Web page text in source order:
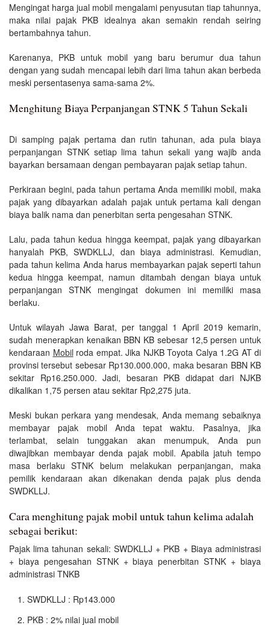
Mengingat harga jual mobil mengalami penyusutan tiap tahunnya,
maka nilai pajak PKB idealnya akan semakin rendah seiring
bertambahnya tahun.
Karenanya, PKB untuk mobil yang baru berumur dua tahun
dengan yang sudah mencapai lebih dari lima tahun akan berbeda
meski persentasenya sama-sama 2%.
Menghitung Biaya Perpanjangan STNK 5 Tahun Sekali
Di samping pajak pertama dan rutin tahunan, ada pula biaya
perpanjangan STNK setiap lima tahun sekali yang wajib anda
bayarkan bersamaan dengan pembayaran pajak setiap tahun.
Perkiraan begini, pada tahun pertama Anda memiliki mobil, maka
pajak yang dibayarkan adalah pajak untuk pertama kali dengan
biaya balik nama dan penerbitan serta pengesahan STNK.
Lalu, pada tahun kedua hingga keempat, pajak yang dibayarkan
hanyalah PKB, SWDKLLJ, dan biaya administrasi. Kemudian,
pada tahun kelima Anda harus membayarkan pajak seperti tahun
kedua hingga keempat, namun ditambah dengan biaya untuk
perpanjangan STNK mengingat dokumen ini memiliki masa
berlaku.
Untuk wilayah Jawa Barat, per tanggal 1 April 2019 kemarin,
sudah menerapkan kenaikan BBN KB sebesar 12,5 persen untuk
kendaraan Mobil roda empat. Jika NJKB Toyota Calya 1.2G AT di
provinsi tersebut sebesar Rp130.000.000, maka besaran BBN KB
sekitar Rp16.250.000. Jadi, besaran PKB didapat dari NJKB
dikalikan 1,75 persen atau sekitar Rp2,275 juta.
Meski bukan perkara yang mendesak, Anda memang sebaiknya
membayar pajak mobil Anda tepat waktu. Pasalnya, jika
terlambat, selain tunggakan akan menumpuk, Anda pun
diwajibkan membayar denda pajak mobil. Apabila jatuh tempo
masa berlaku STNK belum melakukan perpanjangan, maka
pemilik kendaraan akan dikenakan denda pajak plus denda
SWDKLLJ.
Cara menghitung pajak mobil untuk tahun kelima adalah
sebagai berikut:
Pajak lima tahunan sekali: SWDKLLJ + PKB + Biaya administrasi
+ biaya pengesahan STNK + biaya penerbitan STNK + biaya
administrasi TNKB
SWDKLLJ : Rp143.000
PKB : 2% nilai jual mobil